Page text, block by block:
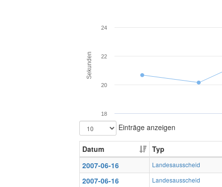
Sekunden
18
20
22
24
Einträge anzeigen
Datum
Typ
2007-06-16
Landesausscheid
2007-06-16 Landesausscheid